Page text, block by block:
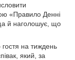
«Правило Денні
й наголошує, що
на тиждень
який, за